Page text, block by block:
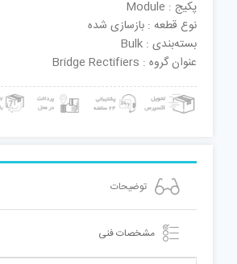
پکیج : Module
نوع قطعه : بازسازی شده
بسته‌بندی : Bulk
عنوان گروه : Bridge Rectifiers
توضیحات
مشخصات فنی